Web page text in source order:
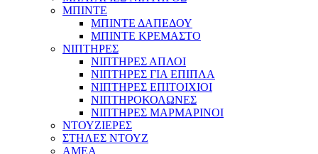
ΜΠΙΝΤΕ
ΜΠΙΝΤΕ ΔΑΠΕΔΟΥ
ΜΠΙΝΤΕ ΚΡΕΜΑΣΤΟ
ΝΙΠΤΗΡΕΣ
ΝΙΠΤΗΡΕΣ ΑΠΛΟΙ
ΝΙΠΤΗΡΕΣ ΓΙΑ ΕΠΙΠΛΑ
ΝΙΠΤΗΡΕΣ ΕΠΙΤΟΙΧΙΟΙ
ΝΙΠΤΗΡΟΚΟΛΩΝΕΣ
ΝΙΠΤΗΡΕΣ ΜΑΡΜΑΡΙΝΟΙ
ΝΤΟΥΖΙΕΡΕΣ
ΣΤΗΛΕΣ ΝΤΟΥΖ
ΑΜΕΑ